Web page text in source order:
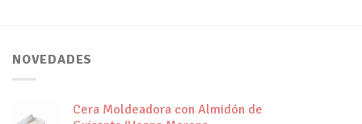
NOVEDADES
Cera Moldeadora con Almidón de